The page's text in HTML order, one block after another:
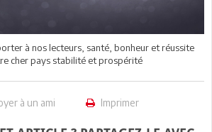
à nos lecteurs, santé, bonheur et réussite
cher pays stabilité et prospérité
à un ami Imprimer